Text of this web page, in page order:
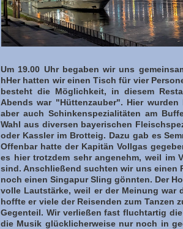
Um 19.00 Uhr begaben wir uns
hHer hatten wir einen Tisch für vier
besteht die Möglichkeit, in diesem
Abends war "Hüttenzauber". Hier
aber auch Schinkenspezialitäten am
Wahl aus diversen bayerischen
oder Kassler im Brotteig. Dazu gab es
Offenbar hatte der Kapitän Vollgas
es hier trotzdem sehr angenehm, weil im
sind. Anschließend suchten wir uns einen
noch einen Singapur Sling gönnten. Der
volle Lautstärke, weil er der Meinung war
hoffte er viele der Reisenden zum Tanzen
Gegenteil. Wir verließen fast fluchtartig
die Musik glücklicherweise nur noch in